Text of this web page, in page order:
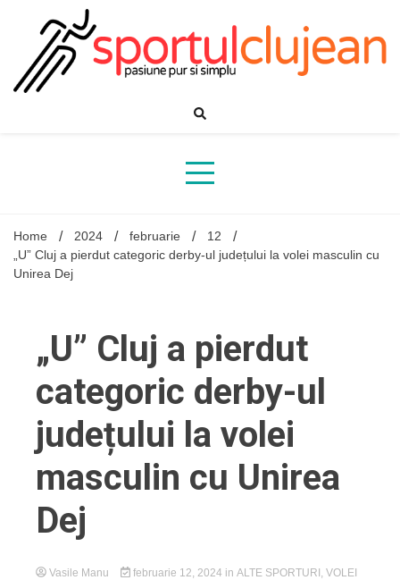
Home 2024 februarie
12
„U” Cluj a pierdut categoric derby-ul județului la volei masculin cu
Unirea Dej
„U” Cluj a pierdut
categoric derby-ul
județului la volei
masculin cu Unirea
Dej
Vasile Manu februarie 12, 2024 in ALTE SPORTURI VOLEI